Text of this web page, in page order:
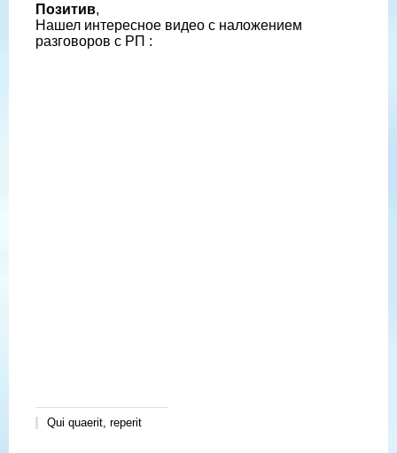
Позитив,
Нашел интересное видео с наложением
разговоров с РП :
Qui quaerit, reperit